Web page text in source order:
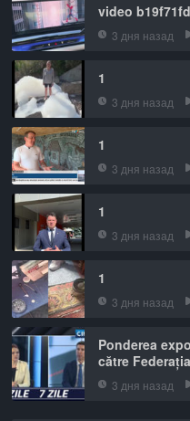
video
3 дня назад
1
3 дня назад
1
3 дня назад
1
3 дня назад
1
3 дня назад
Ponderea
către
3 дня назад